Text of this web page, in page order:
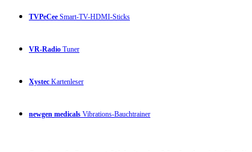
TVPeCee Smart-TV-HDMI-Sticks
VR-Radio Tuner
Xystec Kartenleser
newgen medicals Vibrations-Bauchtrainer